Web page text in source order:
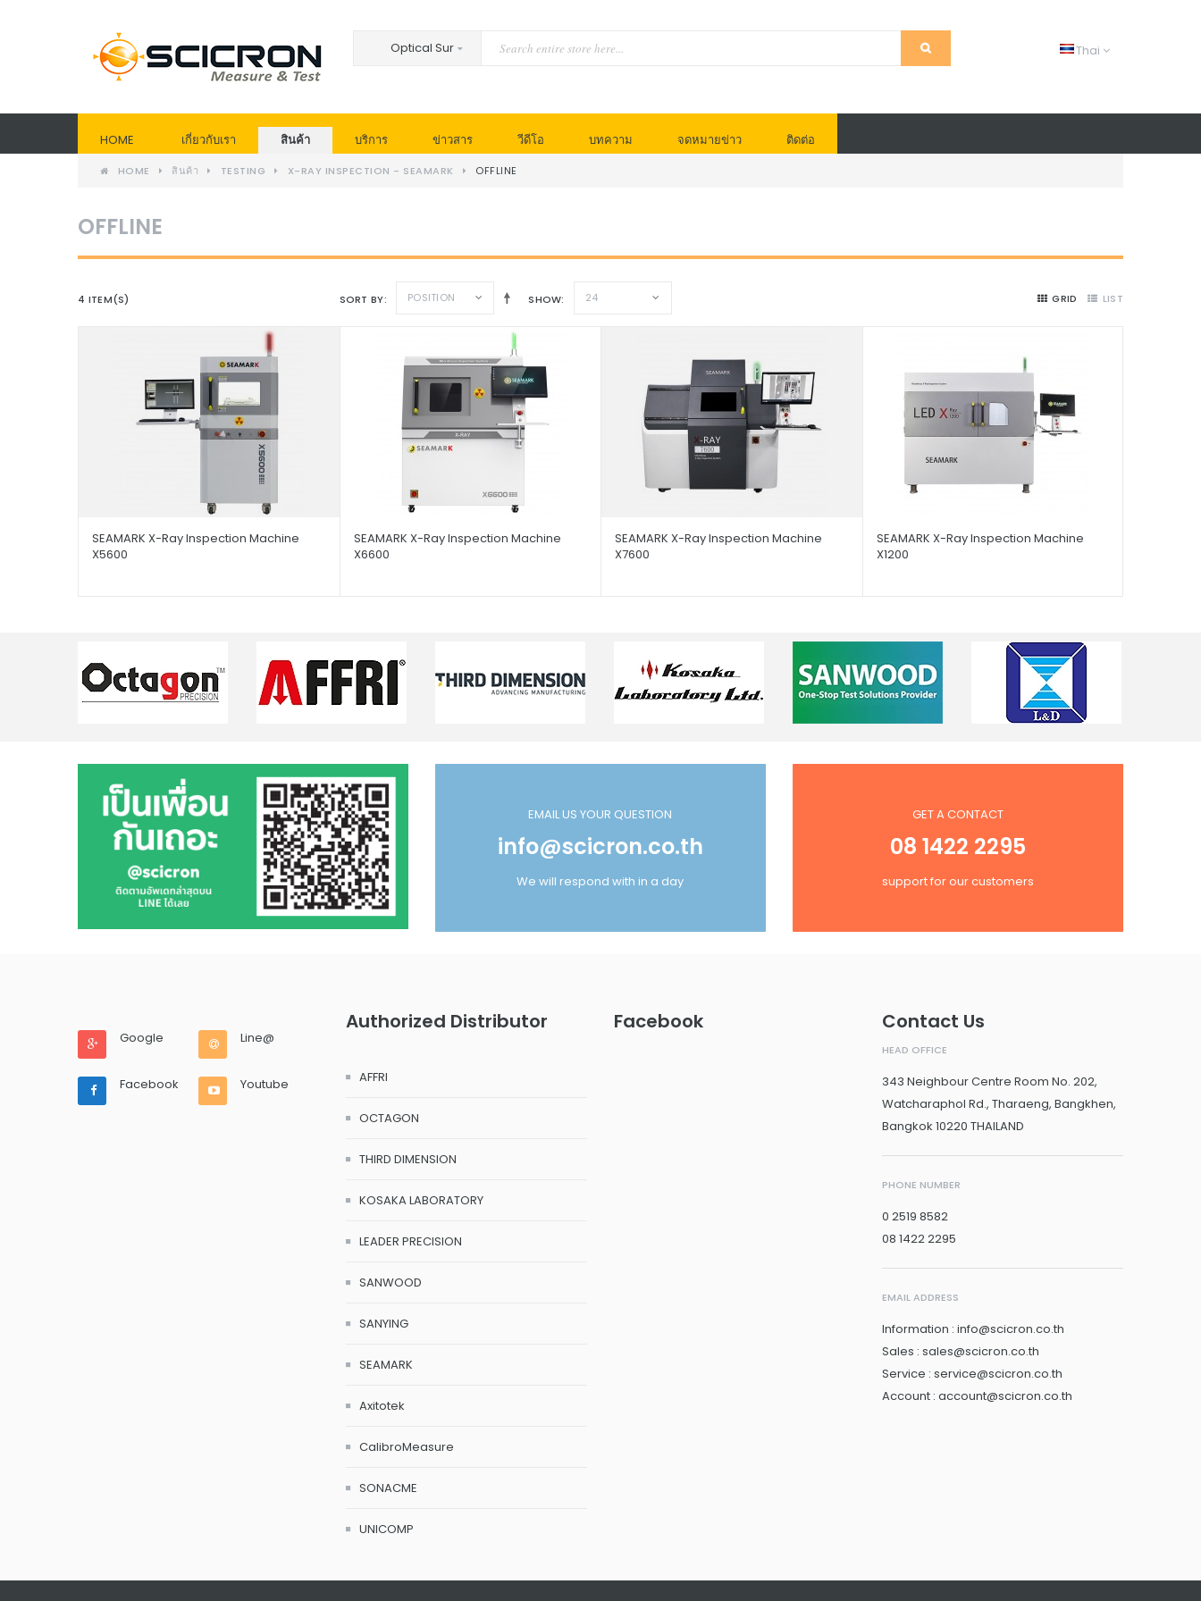
Thai
HOME เกี่ยวกับเรา สินค้า บริการ ข่าวสาร วีดีโอ บทความ จดหมายข่าว ติดต่อ
HOME สินค้า TESTING X-RAY INSPECTION - SEAMARK OFFLINE
OFFLINE
4 ITEM(S) SORT BY POSITION SHOW 24 GRID LIST
SEAMARK X-Ray Inspection Machine
X5600
SEAMARK X-Ray Inspection Machine
X6600
SEAMARK X-Ray Inspection Machine
X7600
SEAMARK X-Ray Inspection Machine
X1200
EMAIL US YOUR QUESTION
info@scicron.co.th
We will respond with in a day
GET A CONTACT
08 1422 2295
support for our customers
Google Line@
Facebook Youtube
Authorized Distributor
AFFRI
OCTAGON
THIRD DIMENSION
KOSAKA LABORATORY
LEADER PRECISION
SANWOOD
SANYING
SEAMARK
Axitotek
CalibroMeasure
SONACME
UNICOMP
Facebook Contact Us
HEAD OFFICE
343 Neighbour Centre Room No. 202,
Watcharaphol Rd., Tharaeng, Bangkhen,
Bangkok 10220 THAILAND
PHONE NUMBER
0 2519 8582
08 1422 2295
EMAIL ADDRESS
Information : info@scicron.co.th
Sales : sales@scicron.co.th
Service : service@scicron.co.th
Account : account@scicron.co.th